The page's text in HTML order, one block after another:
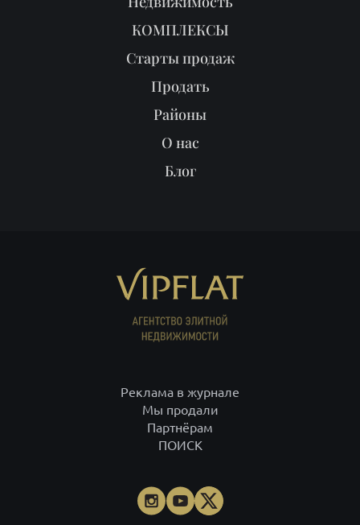
КОМПЛЕКСЫ
Старты продаж
Продать
Районы
О нас
Блог
Реклама в журнале
Мы продали
Партнёрам
ПОИСК